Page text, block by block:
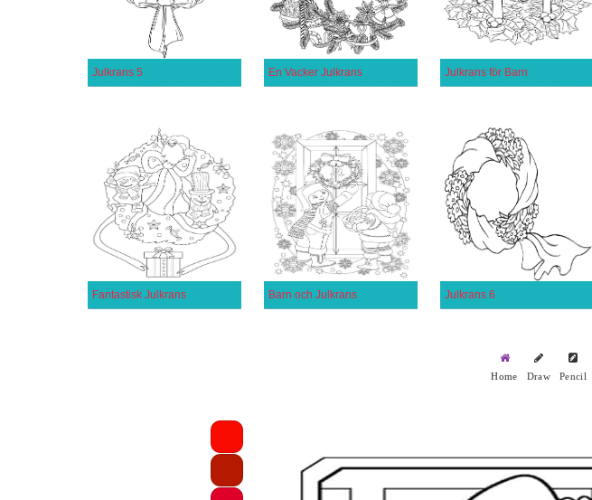
Julkrans 5 En Vacker Julkrans Julkrans för Barn
Fantastisk Julkrans Barn och Julkrans Julkrans 6
Home Draw Pencil